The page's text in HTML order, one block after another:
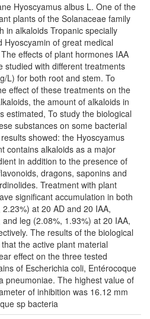
Hyoscyamus albus L. One of the
plants of the Solanaceae family
in alkaloids Tropanic specially
Hyoscyamin of great medical
effects of plant hormones IAA
studied with different treatments
L) for both root and stem. To
effect of these treatments on the
the amount of alkaloids in
estimated, To study the biological
substances on some bacterial
showed: the Hyoscyamus
contains alkaloids as a major
in addition to the presence of
dragons, saponins and
Treatment with plant
significant accumulation in both
at 20 AD and 20 IAA,
and leg (2.08%, 1.93%) at 20 IAA,
The results of the biological
the active plant material
effect on the three tested
of Escherichia coli, Entérocoque
pneumoniae. The highest value of
of inhibition was 16.12 mm
sp bacteria